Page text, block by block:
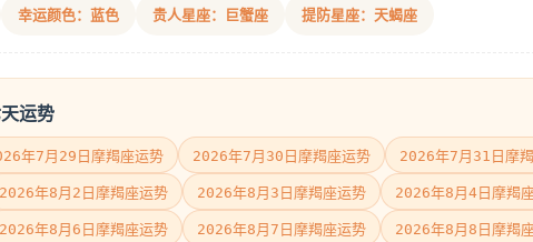
幸运颜色：蓝色 贵人星座：巨蟹座 提防星座：天蝎座
运势
年7月29日摩羯座运势 2026年7月30日摩羯座运势 2026年7月31日摩
2026年8月2日摩羯座运势 2026年8月3日摩羯座运势 2026年8月4日摩羯
2026年8月6日摩羯座运势 2026年8月7日摩羯座运势 2026年8月8日摩羯